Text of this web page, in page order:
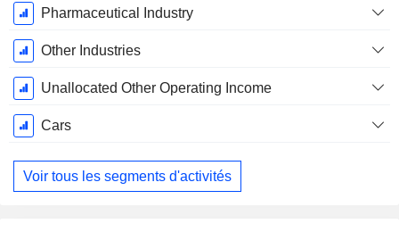
Pharmaceutical Industry
Other Industries
Unallocated Other Operating Income
Cars
Voir tous les segments d'activités